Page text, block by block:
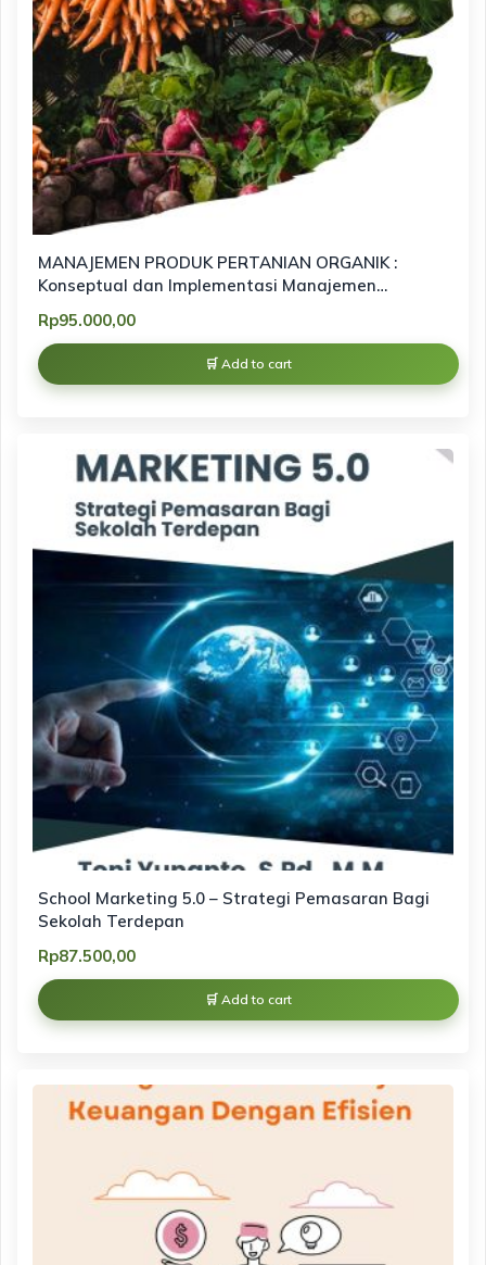
MANAJEMEN PRODUK PERTANIAN ORGANIK :
Konseptual dan Implementasi Manajemen
keberlanjutan
Rp95.000,00
Add to cart
School Marketing 5.0 – Strategi Pemasaran Bagi
Sekolah Terdepan
Rp87.500,00
Add to cart